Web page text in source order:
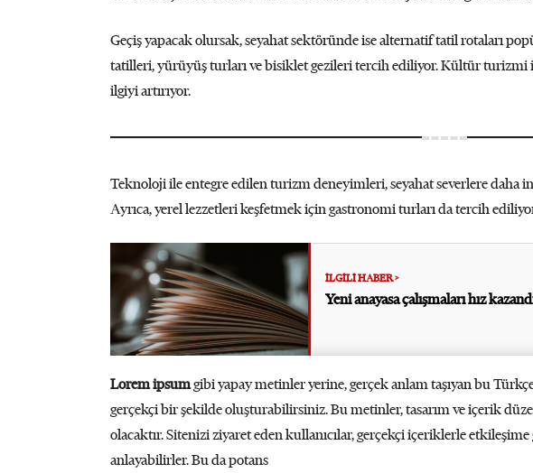
Geçiş yapacak olursak, seyahat sektöründe ise alternatif tatil rotaları
tatilleri, yürüyüş turları ve bisiklet gezileri tercih ediliyor. Kültür turizmi
ilgiyi artırıyor.
Teknoloji ile entegre edilen turizm deneyimleri, seyahat severlere daha
Ayrıca, yerel lezzetleri keşfetmek için gastronomi turları da tercih
Yeni anayasa çalışmaları hız
Lorem ipsumgibi yapay metinler yerine, gerçek anlam taşıyan bu
gerçekçi bir şekilde oluşturabilirsiniz. Bu metinler, tasarım ve içerik
olacaktır. Sitenizi ziyaret eden kullanıcılar, gerçekçi içeriklerle
anlayabilirler. Bu da potans